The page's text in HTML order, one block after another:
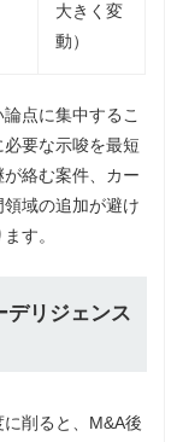
大きく変
動）
点に集中するこ
要な示唆を最短
絡む案件、カー
域の追加が避け
す。
デリジェンス
削ると、M&A後